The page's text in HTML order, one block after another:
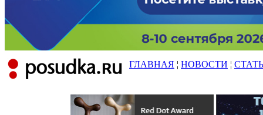
ГЛАВНАЯ ¦ НОВОСТИ ¦